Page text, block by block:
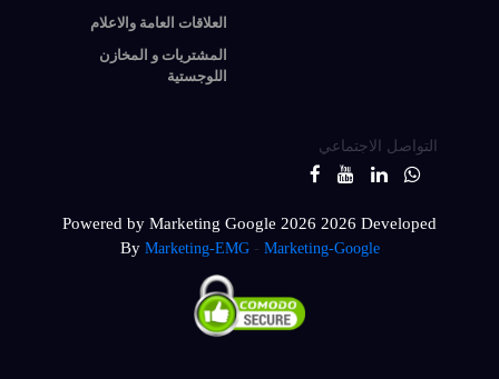
العلاقات العامة والاعلام
المشتريات و المخازن
اللوجستية
التواصل الاجتماعي
Powered by Marketing Google 2026 2026 Developed
By Marketing-EMG- Marketing-Google